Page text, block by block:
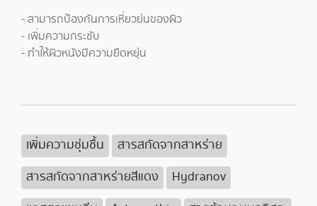
- สามารถป้องกันการเหี่ยวย่นของผิว
- เพิ่มความกระชับ
- ทำให้ผิวหนังมีความยืดหยุ่น
เพิ่มความชุ่มชื้น
สารสกัดจากสาหร่าย
สารสกัดจากสาหร่ายสีแดง
Hydranov